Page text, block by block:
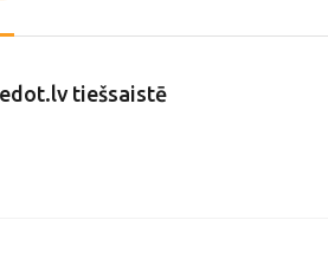
tiešsaistē